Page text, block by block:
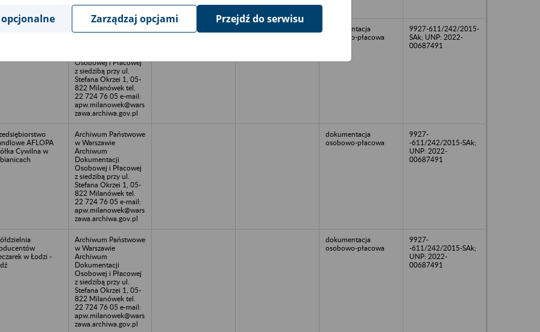
zawa.archiwa.gov.pl
Osobowej i Płacowej
z siedzibą przy ul.
Stefana Okrzei 1, 05-
822 Milanówek tel.
22 724 76 05 e-mail:
apw.milanowek@wars
zawa.archiwa.gov.pl
dokumentacja
osobowo-płacowa
9927-611/242/2015-
SAk; UNP: 2022-
00687491
AFLOPA
Cywilna w
Archiwum Państwowe
w Warszawie
Archiwum
Dokumentacji
Osobowej i Płacowej
z siedzibą przy ul.
Stefana Okrzei 1, 05-
822 Milanówek tel.
22 724 76 05 e-mail:
apw.milanowek@wars
zawa.archiwa.gov.pl
dokumentacja
osobowo-płacowa
9927-
-611/242/2015-SAk;
UNP: 2022-
00687491
w Łodzi -
Archiwum Państwowe
w Warszawie
Archiwum
Dokumentacji
Osobowej i Płacowej
z siedzibą przy ul.
Stefana Okrzei 1, 05-
822 Milanówek tel.
22 724 76 05 e-mail:
apw.milanowek@wars
zawa.archiwa.gov.pl
dokumentacja
osobowo-płacowa
9927-
-611/242/2015-SAk;
UNP: 2022-
00687491
Zarządzaj opcjami Przejdź do serwisu